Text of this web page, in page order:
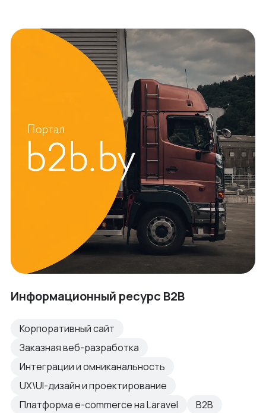
Информационный ресурс B2B
Корпоративный сайт
Заказная веб-разработка
Интеграции и омниканальность
UX\UI-дизайн и проектирование
Платформа e-commerce на Laravel
B2B